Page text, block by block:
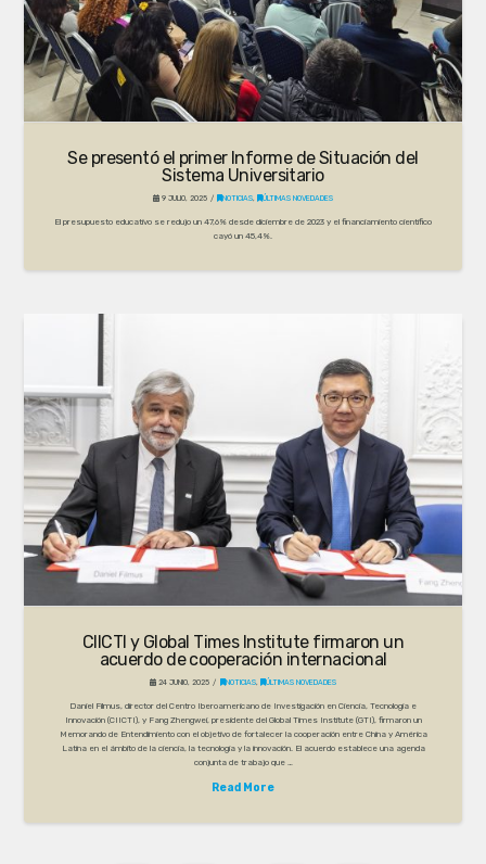
Se presentó el primer Informe de Situación del
Sistema Universitario
9 JULIO, 2025 NOTICIAS, ÚLTIMAS NOVEDADES
El presupuesto educativo se redujo un 47,6% desde diciembre de 2023 y el financiamiento científico
cayó un 45,4%.
CIICTI y Global Times Institute firmaron un
acuerdo de cooperación internacional
24 JUNIO, 2025 NOTICIAS, ÚLTIMAS NOVEDADES
Daniel Filmus, director del Centro Iberoamericano de Investigación en Ciencia, Tecnología e
Innovación (CIICTI), y Fang Zhengwei, presidente del Global Times Institute (GTI), firmaron un
Memorando de Entendimiento con el objetivo de fortalecer la cooperación entre China y América
Latina en el ámbito de la ciencia, la tecnología y la innovación. El acuerdo establece una agenda
conjunta de trabajo que …
Read More